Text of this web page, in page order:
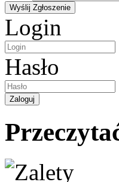
Login
Hasło